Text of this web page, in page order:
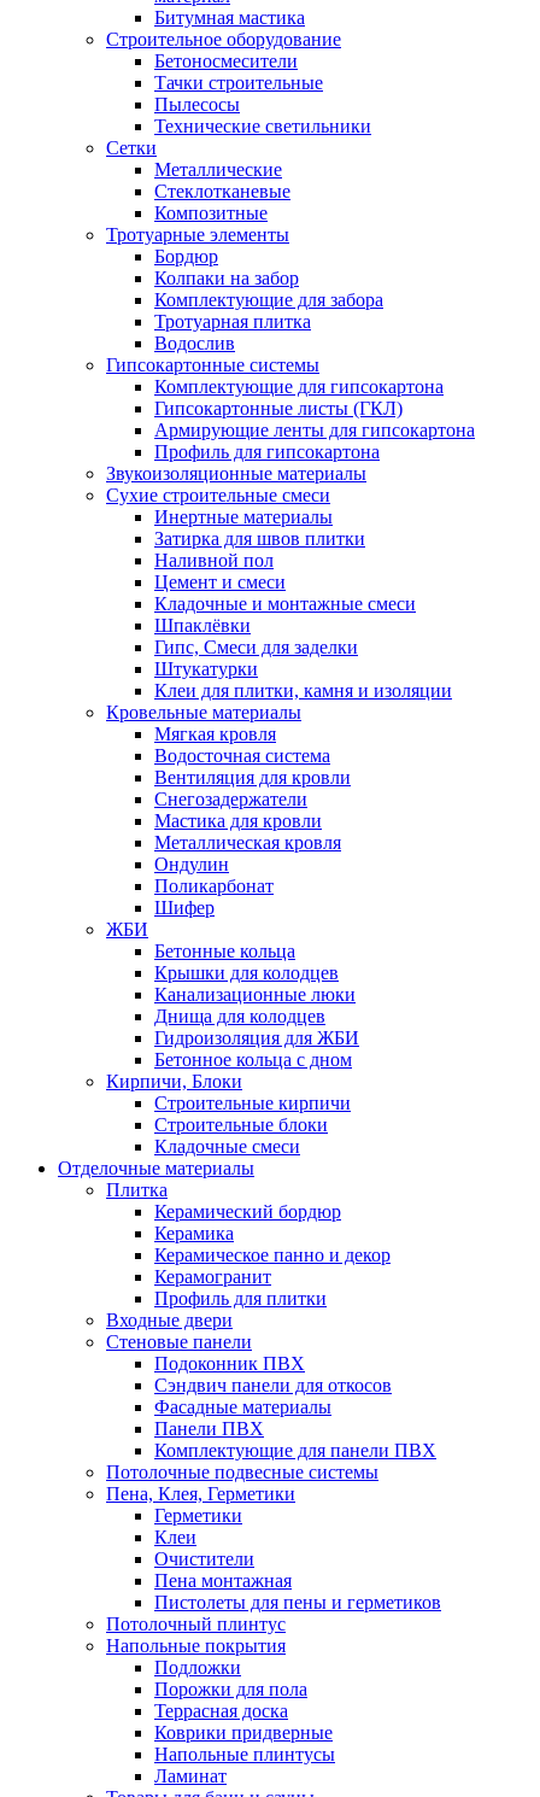
Битумная мастика
Строительное оборудование
Бетоносмесители
Тачки строительные
Пылесосы
Технические светильники
Сетки
Металлические
Стеклотканевые
Композитные
Тротуарные элементы
Бордюр
Колпаки на забор
Комплектующие для забора
Тротуарная плитка
Водослив
Гипсокартонные системы
Комплектующие для гипсокартона
Гипсокартонные листы (ГКЛ)
Армирующие ленты для гипсокартона
Профиль для гипсокартона
Звукоизоляционные материалы
Сухие строительные смеси
Инертные материалы
Затирка для швов плитки
Наливной пол
Цемент и смеси
Кладочные и монтажные смеси
Шпаклёвки
Гипс, Смеси для заделки
Штукатурки
Клеи для плитки, камня и изоляции
Кровельные материалы
Мягкая кровля
Водосточная система
Вентиляция для кровли
Снегозадержатели
Мастика для кровли
Металлическая кровля
Ондулин
Поликарбонат
Шифер
ЖБИ
Бетонные кольца
Крышки для колодцев
Канализационные люки
Днища для колодцев
Гидроизоляция для ЖБИ
Бетонное кольца с дном
Кирпичи, Блоки
Строительные кирпичи
Строительные блоки
Кладочные смеси
Отделочные материалы
Плитка
Керамический бордюр
Керамика
Керамическое панно и декор
Керамогранит
Профиль для плитки
Входные двери
Стеновые панели
Подоконник ПВХ
Сэндвич панели для откосов
Фасадные материалы
Панели ПВХ
Комплектующие для панели ПВХ
Потолочные подвесные системы
Пена, Клея, Герметики
Герметики
Клеи
Очистители
Пена монтажная
Пистолеты для пены и герметиков
Потолочный плинтус
Напольные покрытия
Подложки
Порожки для пола
Террасная доска
Коврики придверные
Напольные плинтусы
Ламинат